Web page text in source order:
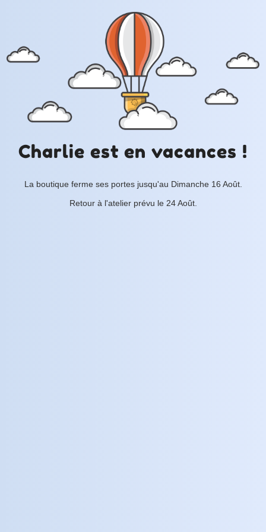
Charlie est en vacances !
La boutique ferme ses portes jusqu'au Dimanche 16 Août.
Retour à l'atelier prévu le 24 Août.